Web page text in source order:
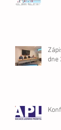
dne